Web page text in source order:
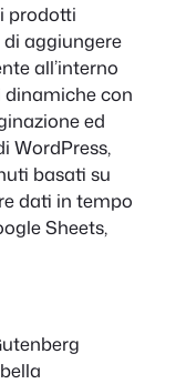
prodotti
aggiungere
all’interno
dinamiche con
ed
WordPress,
basati su
dati in tempo
Sheets,